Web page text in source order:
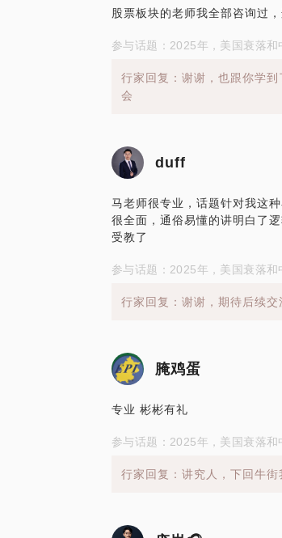
股票板块的老师我全部咨询过
参与话题：2025年，美国衰落和
行家回复：谢谢，也跟你学
会
duff
马老师很专业，话题针对我这
很全面，通俗易懂的讲明白了
受教了
参与话题：2025年，美国衰落和
行家回复：谢谢，期待后续交
腌鸡蛋
专业 彬彬有礼
参与话题：2025年，美国衰落和
行家回复：讲究人，下回牛街